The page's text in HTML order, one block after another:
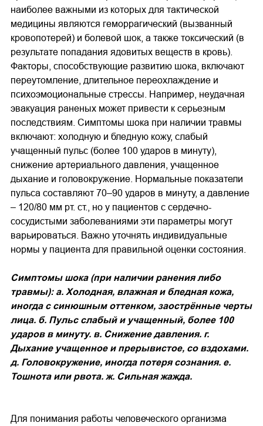
наиболее важными из которых для тактической
медицины являются геморрагический (вызванный
кровопотерей) и болевой шок, а также токсический (в
результате попадания ядовитых веществ в кровь).
Факторы, способствующие развитию шока, включают
переутомление, длительное переохлаждение и
психоэмоциональные стрессы. Например, неудачная
эвакуация раненых может привести к серьезным
последствиям. Симптомы шока при наличии травмы
включают: холодную и бледную кожу, слабый
учащенный пульс (более 100 ударов в минуту),
снижение артериального давления, учащенное
дыхание и головокружение. Нормальные показатели
пульса составляют 70–90 ударов в минуту, а давление
– 120/80 мм рт. ст., но у пациентов с сердечно-
сосудистыми заболеваниями эти параметры могут
варьироваться. Важно уточнять индивидуальные
нормы у пациента для правильной оценки состояния.
Симптомы шока (при наличии ранения либо
травмы): а. Холодная, влажная и бледная кожа,
иногда с синюшным оттенком, заострённые черты
лица. б. Пульс слабый и учащенный, более 100
ударов в минуту. в. Снижение давления. г.
Дыхание учащенное и прерывистое, со вздохами.
д. Головокружение, иногда потеря сознания. е.
Тошнота или рвота. ж. Сильная жажда.
Для понимания работы человеческого организма